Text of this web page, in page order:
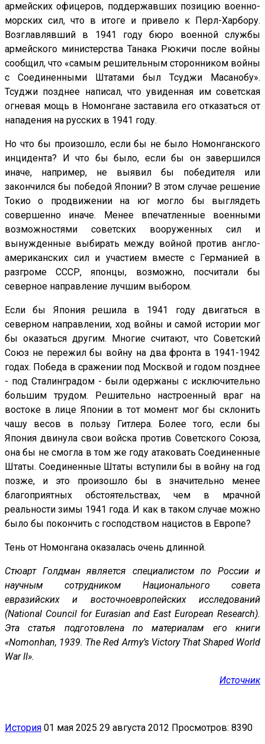
армейских офицеров, поддержавших позицию военно-
морских сил, что в итоге и привело к Перл-Харбору.
Возглавлявший в 1941 году бюро военной службы
армейского министерства Танака Рюкичи после войны
сообщил, что «самым решительным сторонником войны
с Соединенными Штатами был Тсуджи Масанобу».
Тсуджи позднее написал, что увиденная им советская
огневая мощь в Номонгане заставила его отказаться от
нападения на русских в 1941 году.
Но что бы произошло, если бы не было Номонганского
инцидента? И что бы было, если бы он завершился
иначе, например, не выявил бы победителя или
закончился бы победой Японии? В этом случае решение
Токио о продвижении на юг могло бы выглядеть
совершенно иначе. Менее впечатленные военными
возможностями советских вооруженных сил и
вынужденные выбирать между войной против англо-
американских сил и участием вместе с Германией в
разгроме СССР, японцы, возможно, посчитали бы
северное направление лучшим выбором.
Если бы Япония решила в 1941 году двигаться в
северном направлении, ход войны и самой истории мог
бы оказаться другим. Многие считают, что Советский
Союз не пережил бы войну на два фронта в 1941-1942
годах. Победа в сражении под Москвой и годом позднее
- под Сталинградом - были одержаны с исключительно
большим трудом. Решительно настроенный враг на
востоке в лице Японии в тот момент мог бы склонить
чашу весов в пользу Гитлера. Более того, если бы
Япония двинула свои войска против Советского Союза,
она бы не смогла в том же году атаковать Соединенные
Штаты. Соединенные Штаты вступили бы в войну на год
позже, и это произошло бы в значительно менее
благоприятных обстоятельствах, чем в мрачной
реальности зимы 1941 года. И как в таком случае можно
было бы покончить с господством нацистов в Европе?
Тень от Номонгана оказалась очень длинной.
Стюарт Голдман является специалистом по России и
научным сотрудником Национального совета
евразийских и восточноевропейских исследований
(National Council for Eurasian and East European Research).
Эта статья подготовлена по материалам его книги
«Nomonhan, 1939. The Red Army’s Victory That Shaped World
War II».
Источник
История 01 мая 2025 29 августа 2012 Просмотров: 8390